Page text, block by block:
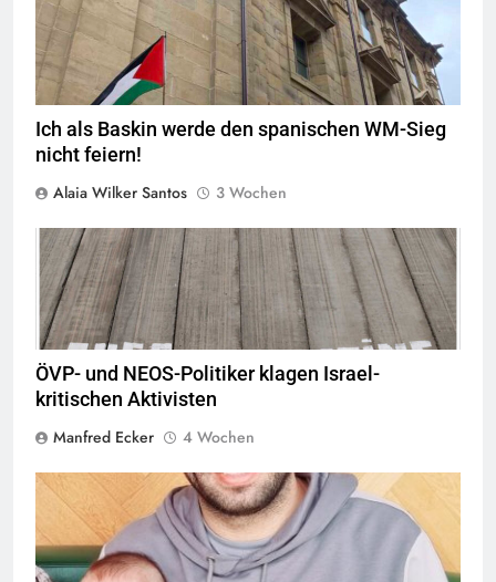
Ich als Baskin werde den spanischen WM-Sieg
nicht feiern!
Alaia Wilker Santos
3 Wochen
Montecruz Foto flickr, Quelle © CC BY-SA 2.0
ÖVP- und NEOS-Politiker klagen Israel-
kritischen Aktivisten
Manfred Ecker
4 Wochen
© Twitter Mustafa ayyash